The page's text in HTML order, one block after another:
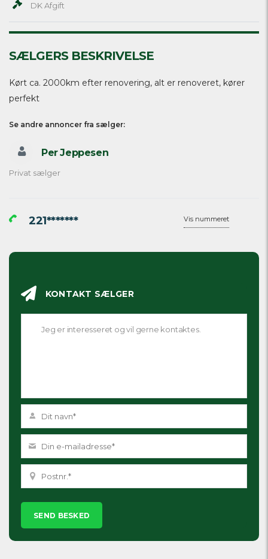
DK Afgift
SÆLGERS BESKRIVELSE
Kørt ca. 2000km efter renovering, alt er renoveret, kører
perfekt
Se andre annoncer fra sælger:
Per Jeppesen
Privat sælger
221******* Vis nummeret
KONTAKT SÆLGER
Please
leave